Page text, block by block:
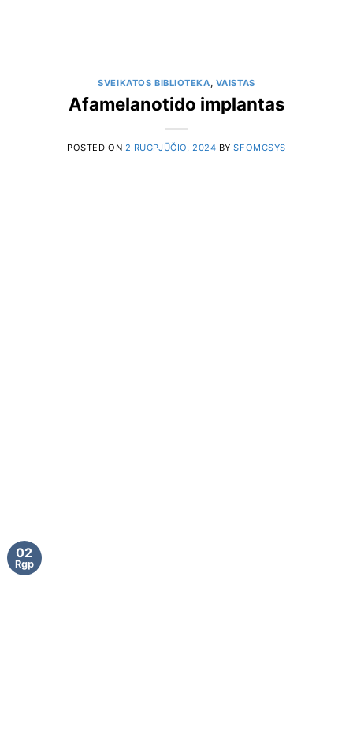
SVEIKATOS BIBLIOTEKA, VAISTAS
Afamelanotido implantas
POSTED ON 2 RUGPJŪČIO, 2024 BYSFOMCSYS
02
Rgp